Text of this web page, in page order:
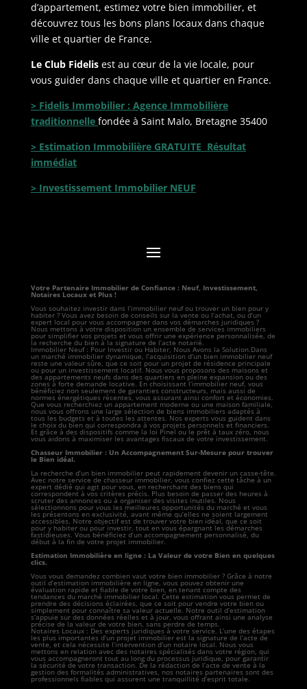
d’appartement, estimez votre bien immobilier, et
découvrez tous les bons plans locaux dans chaque
ville et quartier de France.
Le Club Fidelisest au cœur de la vie locale, pour
vous guider dans chaque ville et quartier en France.
> Fidelis Immobilier : Agence Immobilière
traditionnelle fondée à Saint Malo, Bretagne 35400
> Estimation Immobilière GRATUITE Résultat
immédiat
> Investissement Immobilier NEUF
Votre Partenaire Immobilier de Confiance : Neuf, Investissement,
Notaires Locaux et Plus !
Vous souhaitez investir dans l’immobilier neuf ou trouver un bien pour y
habiter ? Vous avez besoin de conseils sur la vente ou l’achat, ou d’un
expert local pour vous accompagner dans vos démarches juridiques ?
Nous mettons à votre disposition un ensemble de services immobiliers
pour simplifier vos projets et vous offrir une expérience personnalisée, de
la recherche du bien à la signature de l’acte notarié.
Immobilier Neuf : Pour Investir ou Habiter, Nous Avons la Solution.Dans
un marché immobilier dynamique, l’acquisition d’un bien immobilier neuf
reste une valeur sûre, que ce soit pour un projet de résidence principale
ou pour un investissement locatif. Nous vous proposons des maisons et
des appartements neufs dans des quartiers en pleine expansion ou des
zones à forte demande locative. En choisissant l’immobilier neuf, vous
bénéficiez non seulement de garanties constructeurs, mais aussi de
normes énergétiques récentes, vous assurant ainsi confort et économies.
Que vous recherchiez un appartement moderne ou une maison familiale,
nous vous offrons une large sélection de biens immobiliers adaptés à
tous les budgets et à toutes les attentes. Nos experts vous guident dans
le choix du bien qui correspondra à vos projets personnels et financiers.
Et grâce à des dispositifs comme la loi Pinel ou le prêt à taux zéro, nous
vous aidons à maximiser les avantages fiscaux de votre investissement.
Chasseur Immobilier : Un Accompagnement Sur-Mesure pour trouver
le Bien idéal.
La recherche d’un bien immobilier peut rapidement devenir un casse-tête.
Avec notre service de chasseur immobilier, vous confiez cette tâche à un
expert dédié qui agit pour vous, en recherchant des biens qui
correspondent à vos critères précis. Plus besoin de passer des heures à
scruter des annonces ou à organiser des visites inutiles. Nous
sélectionnons pour vous les meilleures opportunités du marché et vous
les présentons en exclusivité, avant même qu’elles ne soient largement
accessibles. Notre objectif est de trouver votre bien idéal, que ce soit
pour y habiter ou pour investir, tout en vous épargnant les démarches
fastidieuses. Vous bénéficiez d’un accompagnement personnalisé, du
début à la fin de votre projet immobilier.
Estimation Immobilière en ligne : La Valeur de votre Bien en quelques
clics.
Vous vous demandez combien vaut votre bien immobilier ? Grâce à notre
outil d’estimation immobilière en ligne, vous pouvez obtenir une
évaluation rapide et fiable de votre bien, en tenant compte des
tendances du marché immobilier local. Cette estimation vous permet de
prendre des décisions éclairées, que ce soit pour vendre votre bien ou
simplement pour connaître sa valeur actuelle. Notre outil d’estimation
s’appuie sur des données réelles et à jour, vous offrant ainsi une analyse
précise de la valeur de votre bien, sans perdre de temps.
Notaires Locaux : Des experts juridiques à votre service. L’une des étapes
les plus importantes d’un projet immobilier est la signature de l’acte de
vente, et cela nécessite l’intervention d’un notaire local. Nous vous
mettons en relation avec des notaires spécialisés dans votre région, qui
vous accompagneront tout au long du processus juridique, pour garantir
la sécurité de votre transaction. De la rédaction de l’acte de vente à la
gestion des formalités administratives, nos notaires partenaires sont des
professionnels fiables qui assurent une tranquillité d’esprit totale.